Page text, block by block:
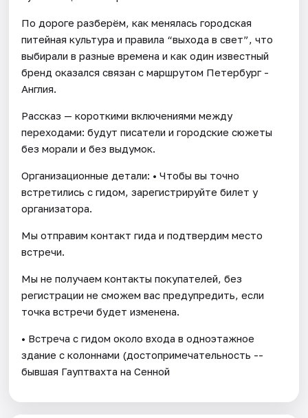
По дороге разберём, как менялась городская
питейная культура и правила “выхода в свет”, что
выбирали в разные времена и как один известный
бренд оказался связан с маршрутом Петербург -
Англия.
Рассказ — короткими включениями между
переходами: будут писатели и городские сюжеты
без морали и без выдумок.
Организационные детали: • Чтобы вы точно
встретились с гидом, зарегистрируйте билет у
организатора.
Мы отправим контакт гида и подтвердим место
встречи.
Мы не получаем контакты покупателей, без
регистрации не сможем вас предупредить, если
точка встречи будет изменена.
• Встреча с гидом около входа в одноэтажное
здание с колоннами (достопримечательность --
бывшая Гауптвахта на Сенной